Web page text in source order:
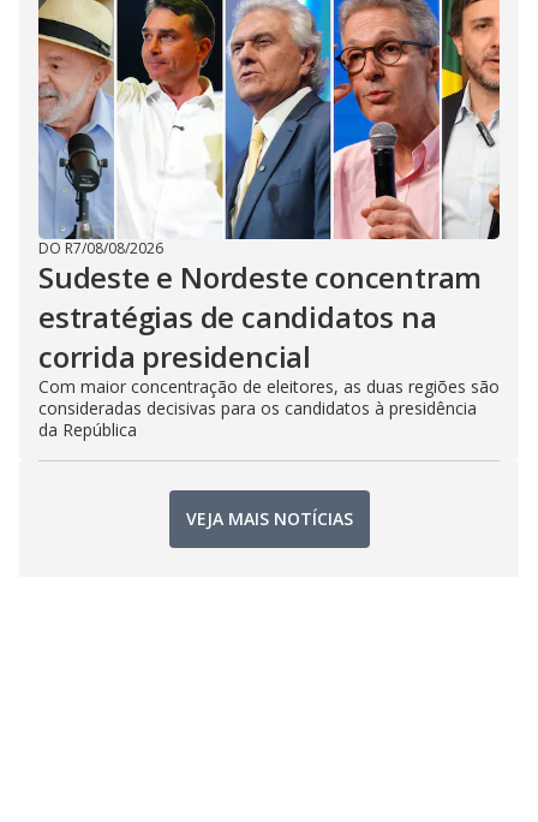
DO R7/08/08/2026
Sudeste e Nordeste concentram
estratégias de candidatos na
corrida presidencial
Com maior concentração de eleitores, as duas regiões são
consideradas decisivas para os candidatos à presidência
da República
VEJA MAIS NOTÍCIAS